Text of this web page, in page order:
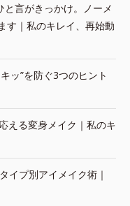
と言がきっかけ。ノーメ
す｜私のキレイ、再始動
ッ”を防ぐ3つのヒント
える変身メイク｜私のキ
イプ別アイメイク術｜